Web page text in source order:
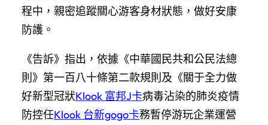
程中，親密追蹤關心游客身材狀態，做好安康
防護。
《告訴》指出，依據《中華國民共和公民法總
則》第一百八十條第二款規則及《關于全力做
好新型冠狀Klook 富邦J卡病毒沾染的肺炎疫情
防控任Klook 台新gogo卡務暫停游玩企業運營